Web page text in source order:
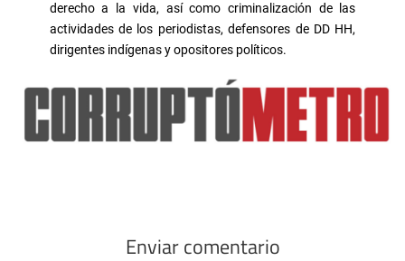
derecho a la vida, así como criminalización de las
actividades de los periodistas, defensores de DD HH,
dirigentes indígenas y opositores políticos.
Enviar comentario